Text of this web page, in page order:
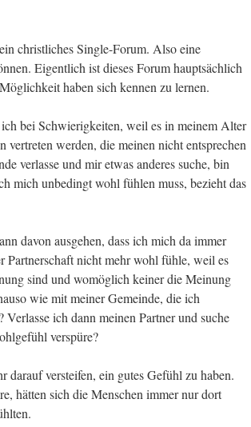
christliches Single-Forum. Also eine
Eigentlich ist dieses Forum hauptsächlich
haben sich kennen zu lernen.
bei Schwierigkeiten, weil es in meinem Alter
werden, die meinen nicht entsprechen
verlasse und mir etwas anderes suche, bin
mich unbedingt wohl fühlen muss, bezieht das
davon ausgehen, dass ich mich da immer
nicht mehr wohl fühle, weil es
sind und womöglich keiner die Meinung
wie mit meiner Gemeinde, die ich
ich dann meinen Partner und suche
verspüre?
darauf versteifen, ein gutes Gefühl zu haben.
hätten sich die Menschen immer nur dort